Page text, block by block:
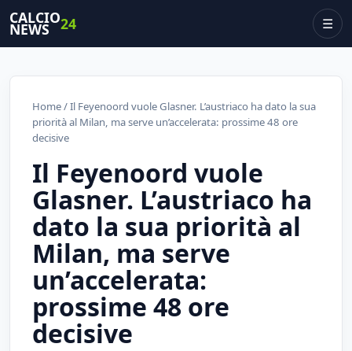
CALCIO
NEWS 24 ☰
Home/ Il Feyenoord vuole Glasner. L’austriaco ha dato la sua
priorità al Milan, ma serve un’accelerata: prossime 48 ore
decisive
Il Feyenoord vuole
Glasner. L’austriaco ha
dato la sua priorità al
Milan, ma serve
un’accelerata:
prossime 48 ore
decisive